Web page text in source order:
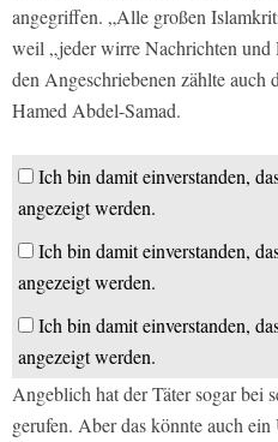
angegriffen. „Alle großen
weil „jeder wirre Nachrichten
den Angeschriebenen zählte auch
Hamed Abdel-Samad.
Ich bin damit einverstanden,
angezeigt werden.
Ich bin damit einverstanden,
angezeigt werden.
Ich bin damit einverstanden,
angezeigt werden.
Angeblich hat der Täter sogar bei
gerufen. Aber das könnte auch ein